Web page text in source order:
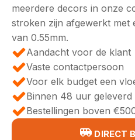
€37,95.
€32,95.
meerdere decors in onze
stroken zijn afgewerkt met
van 0.55mm.
Aandacht voor de klant
Vaste contactpersoon
Voor elk budget een
Binnen 48 uur geleverd
Bestellingen boven
DIRECT